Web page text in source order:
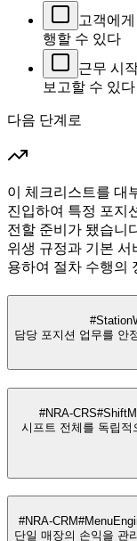
고객에
행할 수 있다
근무 시
보고할 수 있다
다음 단계로
이 체크리스트를 대
진입하여 특정 포지
전할 준비가 됐습니
위생 규정과 기본 서
용하여 절차 수행의
담당 포지션 업무를 안
#NRA-CRS
시프트 전체를 독립
#NRA-CRM
단일 매장의 손익을 관